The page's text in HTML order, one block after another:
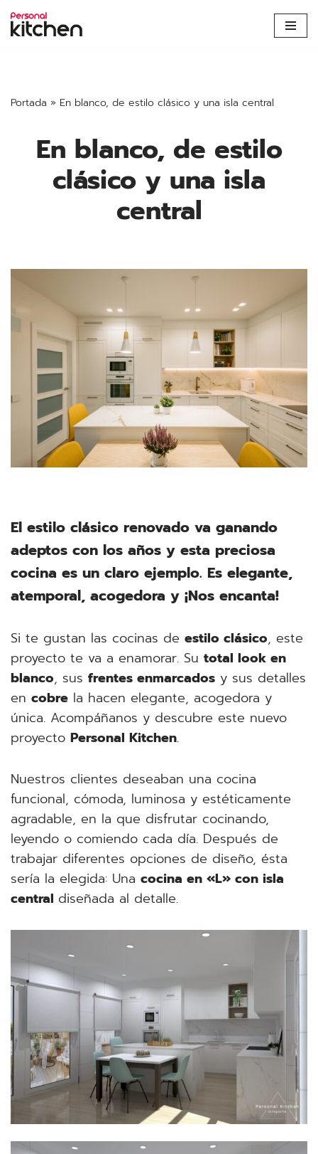
Saltar
Portada » En blanco, de estilo clásico y una isla central
En blanco, de estilo
clásico y una isla
central
El estilo clásico renovado va ganando
adeptos con los años y esta preciosa
cocina es un claro ejemplo. Es elegante,
atemporal, acogedora y ¡Nos encanta!
Si te gustan las cocinas de estilo clásico, este
proyecto te va a enamorar. Su total look en
blanco, sus frentes enmarcados y sus detalles
en cobre la hacen elegante, acogedora y
única. Acompáñanos y descubre este nuevo
proyecto Personal Kitchen.
Nuestros clientes deseaban una cocina
funcional, cómoda, luminosa y estéticamente
agradable, en la que disfrutar cocinando,
leyendo o comiendo cada día. Después de
trabajar diferentes opciones de diseño, ésta
sería la elegida: Una cocina en «L» con isla
central diseñada al detalle.